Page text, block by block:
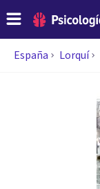
España Lorquí